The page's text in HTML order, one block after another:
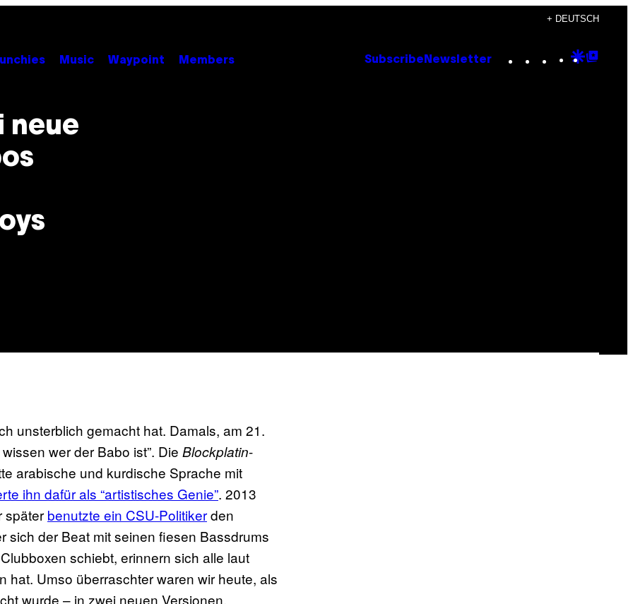
+ DEUTSCH
Music Waypoint Members Subscribe Newsletter Instagram
TikTok
YouTube
Google
neue
unsterblich gemacht hat. Damals, am 21.
wer der Babo ist”. Die Blockplatin-
arabische und kurdische Sprache mit
ihn dafür als “artistisches Genie”. 2013
später benutzte ein CSU-Politikerden
sich der Beat mit seinen fiesen Bassdrums
schiebt, erinnern sich alle laut
hat. Umso überraschter waren wir heute, als
wurde – in zwei neuen Versionen.